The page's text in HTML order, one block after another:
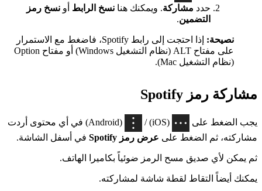
حدد مشاركة. ويمكنك هنا نسخ الرابط أو نسخ رمز
التضمين.
نصيحة:
إذا احتجت إلى رابط Spotify، فاضغط مع الاستمرار
على مفتاح ALT (نظام التشغيل Windows) أو مفتاح Option
(نظام التشغيل Mac).
مشاركة رمز Spotify
يجب الضغط على (iOS) /
(Android) في أي محتوى أردت
مشاركته، ثم الضغط على عرض رمز Spotify في أسفل الشاشة.
ثم يمكن لأي صديق مسح الرمز ضوئياً بكاميرا الهاتف.
يمكنك أيضاً التقاط لقطة شاشة لمشاركته.